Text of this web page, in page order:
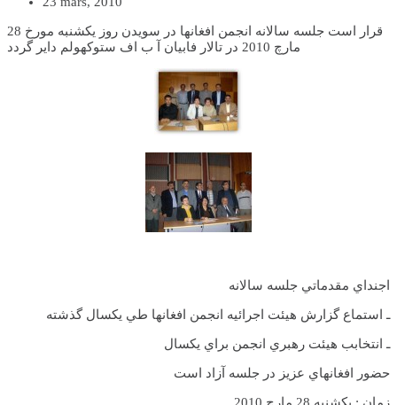
قرار است جلسه سالانه انجمن افغانها در سويدن روز يکشنبه مورخ 28
مارچ 2010 در تالار فابيان آ ب اف ستوکهولم داير گردد
اجنداي مقدماتي جلسه سالانه
ـ استماع گزارش هيئت اجرائيه انجمن افغانها طي يکسال گذشته
ـ انتخابب هيئت رهبري انجمن براي يکسال
حضور افغانهاي عزيز در جلسه آزاد است